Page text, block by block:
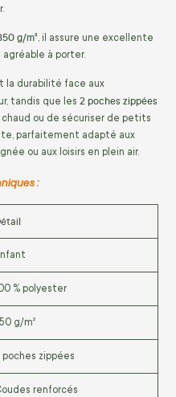
g/m² , il assure une excellente
à porter.
la durabilité face aux
tandis que les 2 poches zippées
ou de sécuriser de petits
parfaitement adapté aux
ou aux loisirs en plein air.
:
% polyester
g/m²
poches zippées
renforcés